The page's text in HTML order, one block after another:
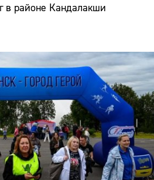
районе Кандалакши